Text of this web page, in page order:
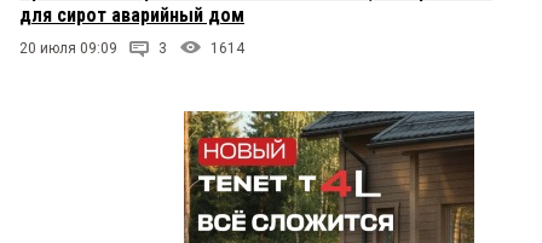
для сирот аварийный дом
20 июля 09:09 3 1614